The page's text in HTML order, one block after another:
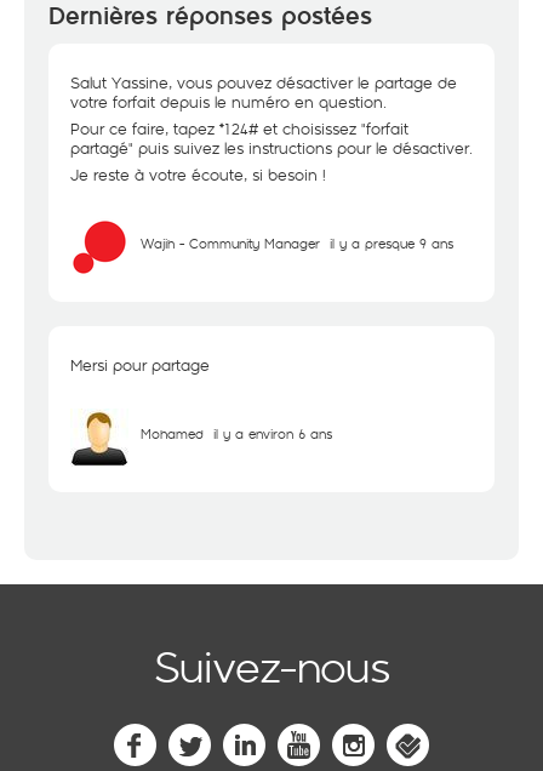
Dernières réponses postées
Salut Yassine, vous pouvez désactiver le partage de
votre forfait depuis le numéro en question.
Pour ce faire, tapez *124# et choisissez "forfait
partagé" puis suivez les instructions pour le désactiver.
Je reste à votre écoute, si besoin !
Wajih - Community Manager il y a presque 9 ans
Mersi pour partage
Mohamed il y a environ 6 ans
Suivez-nous